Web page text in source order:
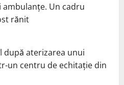
ambulanțe. Un cadru
rănit
după aterizarea unui
un centru de echitație din